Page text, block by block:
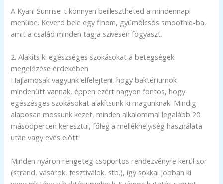
A Kyäni Sunrise-t könnyen beillesztheted a mindennapi
menübe. Keverd bele egy finom, gyümölcsös smoothie-ba,
amit a család minden tagja szívesen fogyaszt.
2. Alakíts ki egészséges szokásokat a betegségek
megelőzése érdekében
Hajlamosak vagyunk elfelejteni, hogy baktériumok
mindenütt vannak, éppen ezért nagyon fontos, hogy
egészésges szokásokat alakítsunk ki magunknak. Mindig
alaposan mossunk kezet, minden alkalommal legalább 20
másodpercen keresztül, főleg a mellékhelyiség használata
után vagy evés előtt.
Minden nyáron rengeteg csoportos rendezvényre kerül sor
(strand, vásárok, fesztiválok, stb.), így sokkal jobban ki